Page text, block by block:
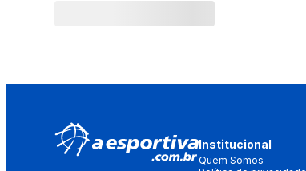
Institucional
Quem Somos